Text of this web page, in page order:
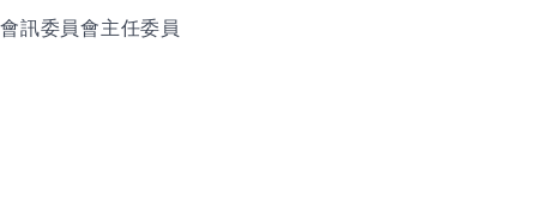
訊委員會主任委員